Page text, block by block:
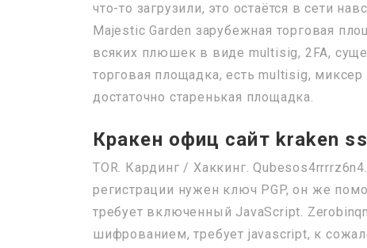
что-то загрузили, это остаётся в сети
Majestic Garden зарубежная торговая
всяких плюшек в виде multisig, 2FA,
торговая площадка, есть multisig,
достаточно старенькая площадка.
Кракен офиц сайт kraken
TOR. Кардинг / Хаккинг.
регистрации нужен ключ PGP, он же
требует включенный JavaScript.
шифрованием, требует javascript, к